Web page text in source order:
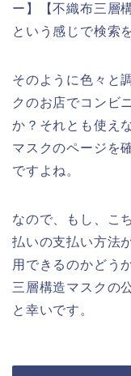
ー】【不織布三層
という感じで検索
そのように色々と
クのお店でコンビ
か？それとも使え
マスクのページを
ですよね。
なので、もし、こ
払いの支払い方法
用できるのかどう
三層構造マスクの
と幸いです。